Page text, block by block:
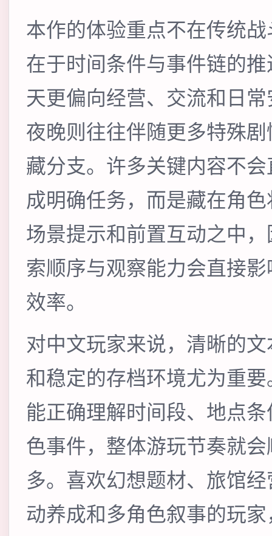
本作的体验重点不在传统
在于时间条件与事件链的
天更偏向经营、交流和日
夜晚则往往伴随更多特殊
藏分支。许多关键内容不
成明确任务，而是藏在角
场景提示和前置互动之中
索顺序与观察能力会直接
效率。
对中文玩家来说，清晰的
和稳定的存档环境尤为重
能正确理解时间段、地点
色事件，整体游玩节奏就
多。喜欢幻想题材、旅馆
动养成和多角色叙事的玩